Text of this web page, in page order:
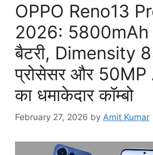
OPPO Reno13
2026: 5800mAh
बैटरी, Dimensity
प्रोसेसर और 50MP
का धमाकेदार कॉम्बो
February 27, 2026 by Amit Kumar